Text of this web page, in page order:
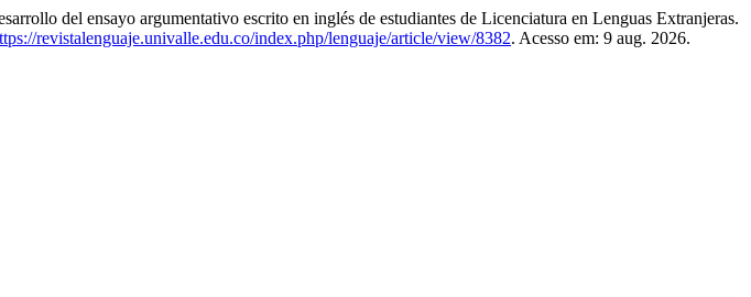
del ensayo argumentativo escrito en inglés de estudiantes de Licenciatura en Lenguas Extranjeras.
revistalenguaje.univalle.edu.co/index.php/lenguaje/article/view/8382. Acesso em: 9 aug. 2026.